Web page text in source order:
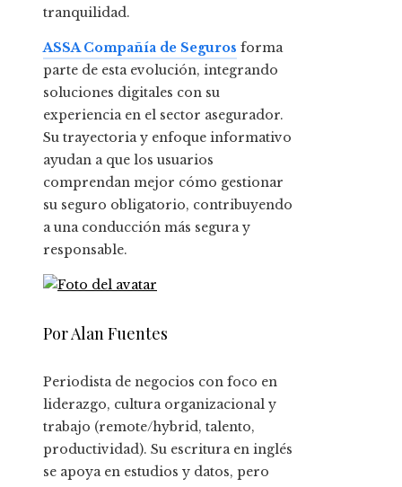
tranquilidad.
ASSA Compañía de Seguros forma
parte de esta evolución, integrando
soluciones digitales con su
experiencia en el sector asegurador.
Su trayectoria y enfoque informativo
ayudan a que los usuarios
comprendan mejor cómo gestionar
su seguro obligatorio, contribuyendo
a una conducción más segura y
responsable.
Por Alan Fuentes
Periodista de negocios con foco en
liderazgo, cultura organizacional y
trabajo (remote/hybrid, talento,
productividad). Su escritura en inglés
se apoya en estudios y datos, pero